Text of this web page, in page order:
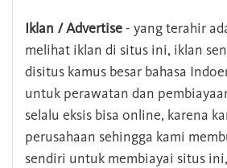
Iklan / Advertise - yang terahir
melihat iklan di situs ini, iklan
disitus kamus besar bahasa
untuk perawatan dan
selalu eksis bisa online, karena
perusahaan sehingga kami
sendiri untuk membiayai situs